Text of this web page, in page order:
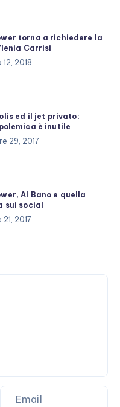
torna a richiedere la
Carrisi
12, 2018
ed il jet privato:
è inutile
29, 2017
Al Bano e quella
sui social
2017